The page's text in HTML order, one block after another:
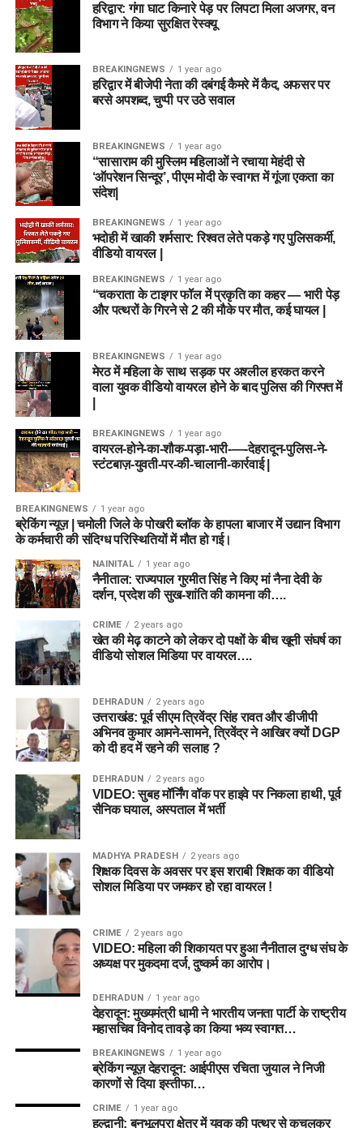
हरिद्वार: गंगा घाट किनारे पेड़ पर लिपटा मिला अजगर, वन
विभाग ने किया सुरक्षित रेस्क्यू
BREAKINGNEWS 1 year ago
हरिद्वार में बीजेपी नेता की दबंगई कैमरे में कैद, अफसर पर
बरसे अपशब्द, चुप्पी पर उठे सवाल
BREAKINGNEWS 1 year ago
“सासाराम की मुस्लिम महिलाओं ने रचाया मेहंदी से
‘ऑपरेशन सिन्दूर’, पीएम मोदी के स्वागत में गूंजा एकता का
संदेश|
BREAKINGNEWS 1 year ago
भदोही में खाकी शर्मसार: रिश्वत लेते पकड़े गए पुलिसकर्मी,
वीडियो वायरल |
BREAKINGNEWS 1 year ago
“चकराता के टाइगर फॉल में प्रकृति का कहर — भारी पेड़
और पत्थरों के गिरने से 2 की मौके पर मौत, कई घायल |
BREAKINGNEWS 1 year ago
मेरठ में महिला के साथ सड़क पर अश्लील हरकत करने
वाला युवक वीडियो वायरल होने के बाद पुलिस की गिरफ्त में
BREAKINGNEWS 1 year ago
वायरल-होने-का-शौक-पड़ा-भारी-—-देहरादून-पुलिस-ने-
स्टंटबाज़-युवती-पर-की-चालानी-कार्रवाई |
BREAKINGNEWS 1 year ago
ब्रेकिंग न्यूज़ | चमोली जिले के पोखरी ब्लॉक के हापला बाजार में उद्यान विभाग
के कर्मचारी की संदिग्ध परिस्थितियों में मौत हो गई।
NAINITAL 1 year ago
नैनीताल: राज्यपाल गुरमीत सिंह ने किए मां नैना देवी के
दर्शन, प्रदेश की सुख-शांति की कामना की….
CRIME 2 years ago
खेत की मेढ़ काटने को लेकर दो पक्षों के बीच खूनी संघर्ष का
वीडियो सोशल मिडिया पर वायरल….
DEHRADUN 2 years ago
उत्तराखंड: पूर्व सीएम त्रिवेंद्र सिंह रावत और डीजीपी
अभिनव कुमार आमने-सामने, त्रिवेंद्र ने आखिर क्यों DGP
को दी हद में रहने की सलाह ?
DEHRADUN 2 years ago
VIDEO: सुबह मॉर्निंग वॉक पर हाइवे पर निकला हाथी, पूर्व
सैनिक घयाल, अस्पताल में भर्ती
MADHYA PRADESH 2 years ago
शिक्षक दिवस के अवसर पर इस शराबी शिक्षक का वीडियो
सोशल मिडिया पर जमकर हो रहा वायरल !
CRIME 2 years ago
VIDEO: महिला की शिकायत पर हुआ नैनीताल दुग्ध संघ के
अध्यक्ष पर मुकदमा दर्ज, दुष्कर्म का आरोप।
DEHRADUN 1 year ago
देहरादून: मुख्यमंत्री धामी ने भारतीय जनता पार्टी के राष्ट्रीय
महासचिव विनोद तावड़े का किया भव्य स्वागत…
BREAKINGNEWS 1 year ago
ब्रेकिंग न्यूज़ देहरादून: आईपीएस रचिता जुयाल ने निजी
कारणों से दिया इस्तीफा…
CRIME 1 year ago
हल्द्वानी: बनभूलपुरा क्षेत्र में युवक की पत्थर से कुचलकर